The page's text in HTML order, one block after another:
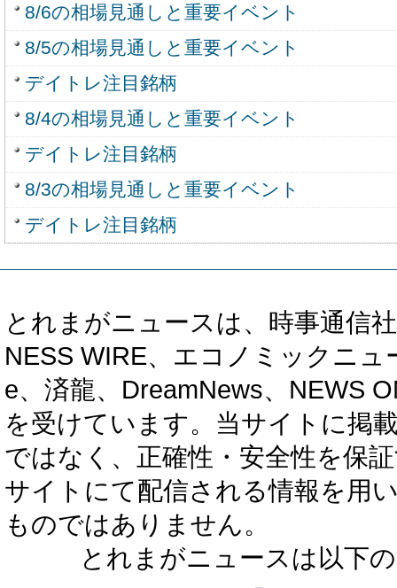
8/6の相場見通しと重要イベント
8/5の相場見通しと重要イベント
デイトレ注目銘柄
8/4の相場見通しと重要イベント
デイトレ注目銘柄
8/3の相場見通しと重要イベント
デイトレ注目銘柄
とれまがニュースは、時事通信
NESS WIRE、エコノミックニ
e、済龍、DreamNews、NEWS
を受けています。当サイトに掲
ではなく、正確性・安全性を保
サイトにて配信される情報を用
ものではありません。
とれまがニュースは以下